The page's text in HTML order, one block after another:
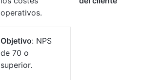
operativos.
Objetivo: NPS
de 70 o
superior.